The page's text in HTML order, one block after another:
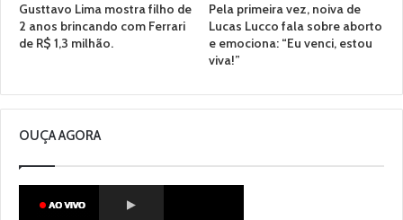
Gusttavo Lima mostra filho de
2 anos brincando com Ferrari
de R$ 1,3 milhão.
Pela primeira vez, noiva de
Lucas Lucco fala sobre aborto
e emociona: “Eu venci, estou
viva!”
OUÇA AGORA